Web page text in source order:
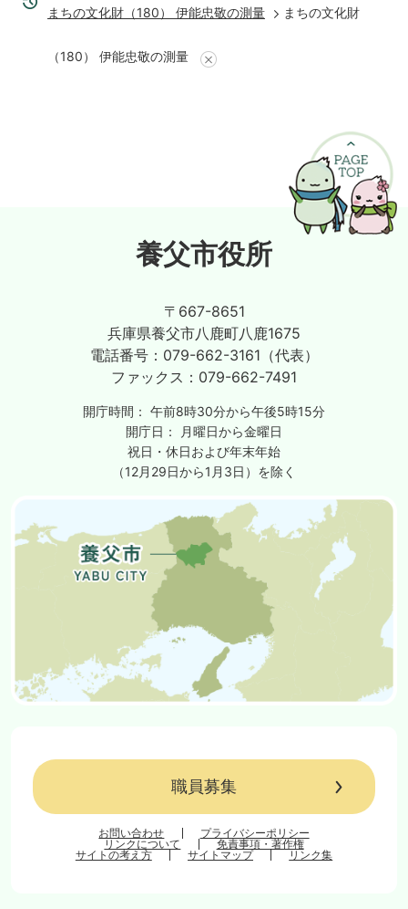
まちの文化財（180） 伊能忠敬の測量 まちの文化財
（180） 伊能忠敬の測量
養父市役所
〒667-8651
兵庫県養父市八鹿町八鹿1675
電話番号： 079-662-3161（代表）
ファックス： 079-662-7491
開庁時間： 午前8時30分から午後5時15分
開庁日：
月曜日から金曜日
祝日・休日および年末年始
（12月29日から1月3日）を除く
職員募集
お問い合わせ
プライバシーポリシー
リンクについて
免責事項・著作権
サイトの考え方
サイトマップ リンク集